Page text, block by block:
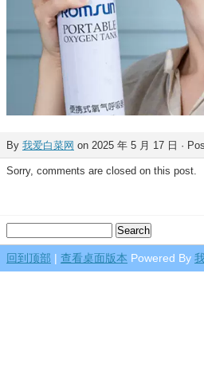
By 我爱白菜网 on 2025 年 5 月 17 日 ·
Sorry, comments are closed on this post.
回到顶部 | 查看桌面版本 Powered By